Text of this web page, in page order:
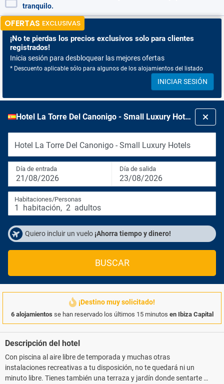
tranquilo.
OFERTAS EXCLUSIVAS
¡No te pierdas los precios exclusivos solo para clientes
registrados!
Inicia sesión para desbloquear las mejores ofertas
* Descuento aplicable sólo para algunos de los alojamientos del listado
INICIAR SESIÓN
Hotel La Torre Del Canonigo - Small Luxury Hotels
Hotel La Torre Del Canonigo - Small Luxury Hotels
Día de entrada
21/08/2026
Día de salida
23/08/2026
Habitaciones/Personas
1 habitación, 2 adultos
Quiero incluir un vuelo ¡Ahorra tiempo y dinero!
BUSCAR
¡Destino muy solicitado!
6 alojamientos se han reservado los últimos 15 minutos en Ibiza Capital
Descripción del hotel
Con piscina al aire libre de temporada y muchas otras
instalaciones recreativas a tu disposición, no te quedará ni un
minuto libre. Tienes también una terraza y jardín donde sentarte a